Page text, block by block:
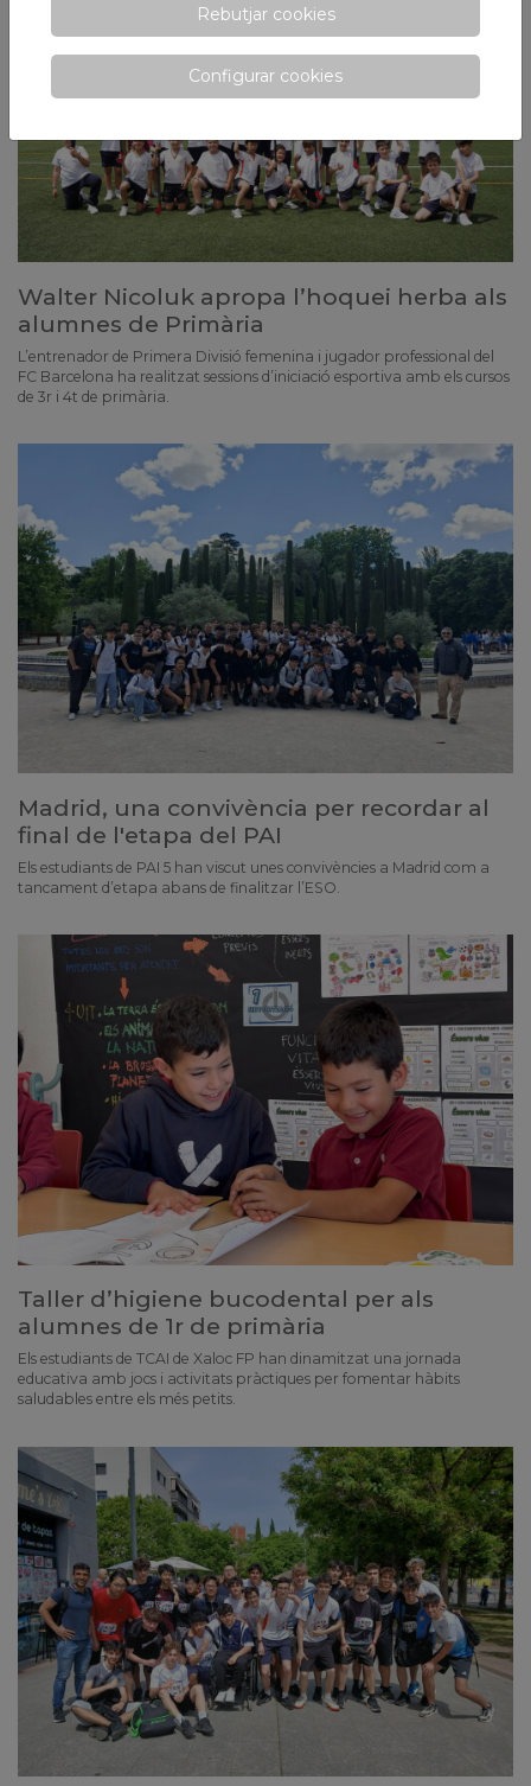
Walter Nicoluk apropa l’hoquei herba als
alumnes de Primària
L’entrenador de Primera Divisió femenina i jugador professional del
FC Barcelona ha realitzat sessions d’iniciació esportiva amb els cursos
de 3r i 4t de primària.
Madrid, una convivència per recordar al
final de l'etapa del PAI
Els estudiants de PAI 5 han viscut unes convivències a Madrid com a
tancament d’etapa abans de finalitzar l’ESO.
Taller d’higiene bucodental per als
alumnes de 1r de primària
Els estudiants de TCAI de Xaloc FP han dinamitzat una jornada
educativa amb jocs i activitats pràctiques per fomentar hàbits
saludables entre els més petits.
Rebutjar cookies
Configurar cookies